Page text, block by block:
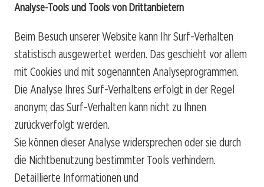
Analyse-Tools und Tools von Drittanbietern
Beim Besuch unserer Website kann Ihr Surf-Verhalten
statistisch ausgewertet werden. Das geschieht vor allem
mit Cookies und mit sogenannten Analyseprogrammen.
Die Analyse Ihres Surf-Verhaltens erfolgt in der Regel
anonym; das Surf-Verhalten kann nicht zu Ihnen
zurückverfolgt werden.
Sie können dieser Analyse widersprechen oder sie durch
die Nichtbenutzung bestimmter Tools verhindern.
Detaillierte Informationen und